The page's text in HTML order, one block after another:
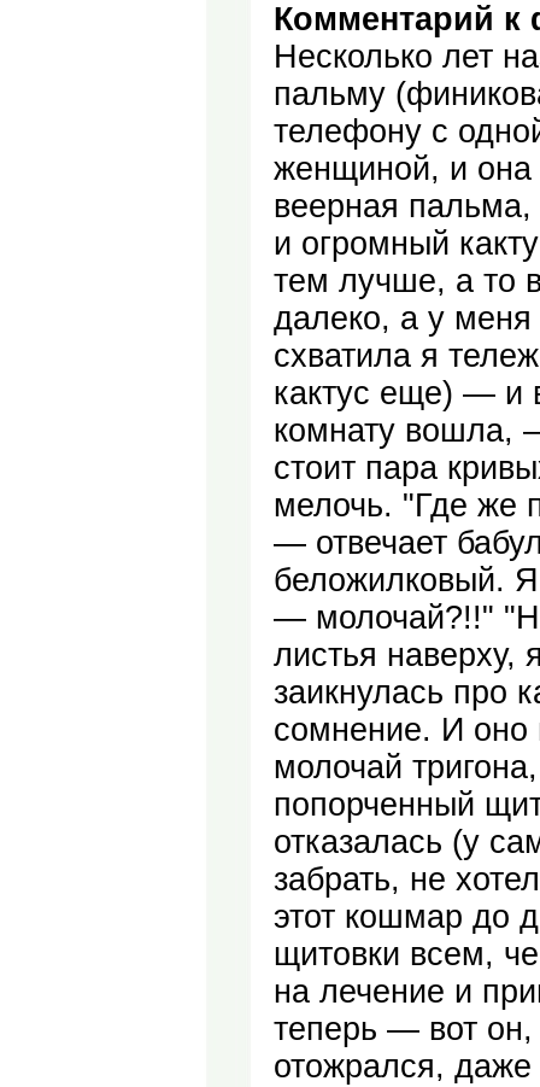
Комментарий к
Несколько лет
пальму
телефону с
женщиной, и она
веерная пальма,
и огромный
тем лучше, а то
далеко, а у меня
схватила я
кактус еще) — и
комнату вошла,
стоит пара
мелочь. "Где же
— отвечает
беложилковый.
— молочай?!!"
листья
заикнулась про
сомнение. И оно
молочай
попорченный
отказалась (у
забрать, не
этот кошмар до
щитовки всем,
на лечение и
теперь — вот он,
отожрался,